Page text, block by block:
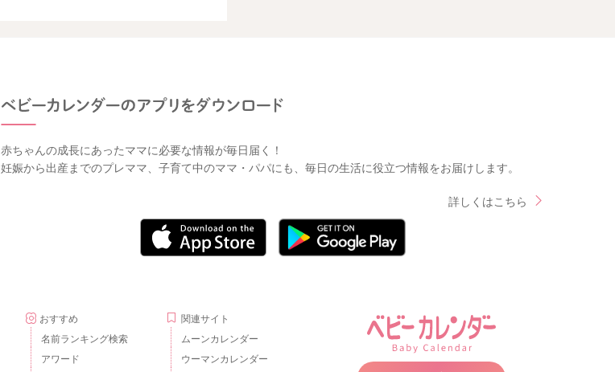
赤ちゃんの成長にあったママに必要な情報が毎日届く！
妊娠から出産までのプレママ、子育て中のママ・パパにも、毎日の生活に役立つ情報をお届けします。
詳しくはこちら
おすすめ
名前ランキング検索
アワード
関連サイト
ムーンカレンダー
ウーマンカレンダー